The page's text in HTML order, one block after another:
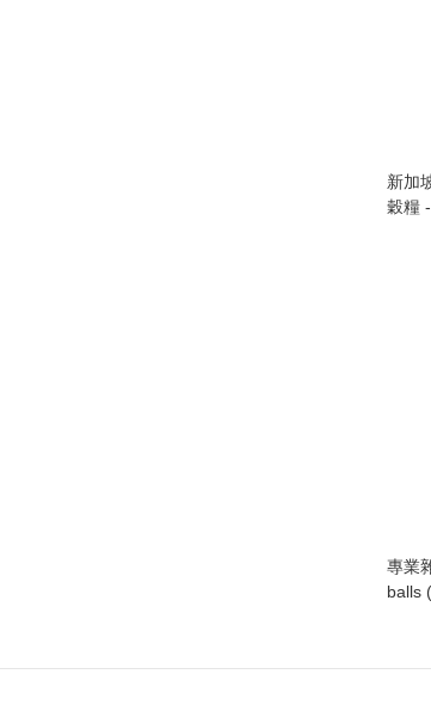
新加
穀糧
專業雜技拋球
balls